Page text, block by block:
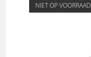
NIET OP VOORRAAD